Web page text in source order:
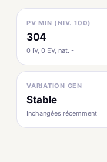
PV MIN (NIV. 100)
304
0 IV, 0 EV, nat. -
VARIATION GEN
Stable
Inchangées récemment